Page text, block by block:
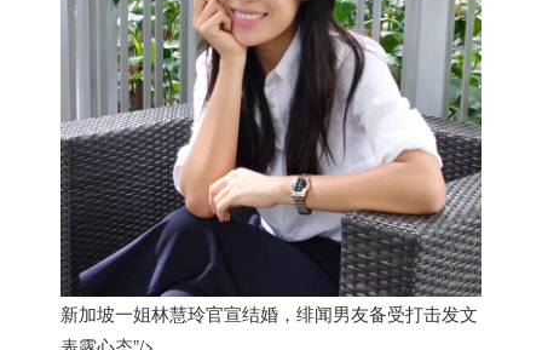
新加坡一姐林慧玲官宣结婚，绯闻男友备受打击发文